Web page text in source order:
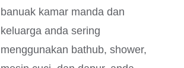
banuak kamar manda dan
keluarga anda sering
menggunakan bathub, shower,